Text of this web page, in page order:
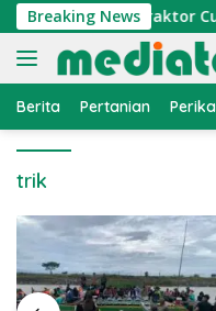
Langsung
ke
konten
Breaking News
Nelayan, Atraktor Cumi
Berita Pertanian
trik